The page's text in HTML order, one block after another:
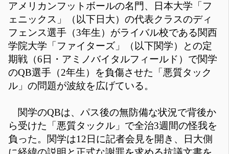
アメリカンフットボールの名門、日本大学「フ
ェニックス」（以下日大）の代表クラスのディ
フェンス選手（3年生）がライバル校である関西
学院大学「ファイターズ」（以下関学）との定
期戦（6日・アミノバイタルフィールド）で関学
のQB選手（2年生）を負傷させた「悪質タック
ル」の問題が波紋を広げている。
関学のQBは、パス後の無防備な状況で背後か
ら受けた「悪質タックル」で全治3週間の怪我を
負った。関学は12日に記者会見を開き、日大側